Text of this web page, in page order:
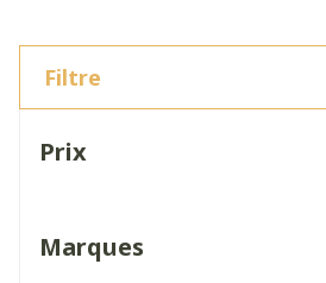
Filtre
Prix
Marques